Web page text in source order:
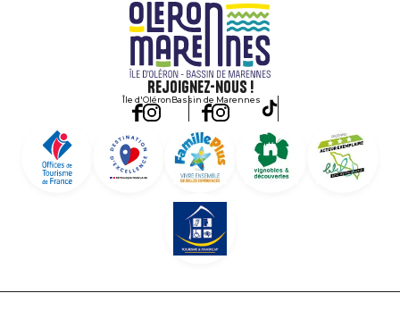
Rejoignez-nous !
Île d'OléronBassin de Marennes